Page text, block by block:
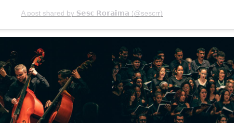
A post shared by 𝗦𝗲𝘀𝗰 𝗥𝗼𝗿𝗮𝗶𝗺𝗮 (@sescrr)